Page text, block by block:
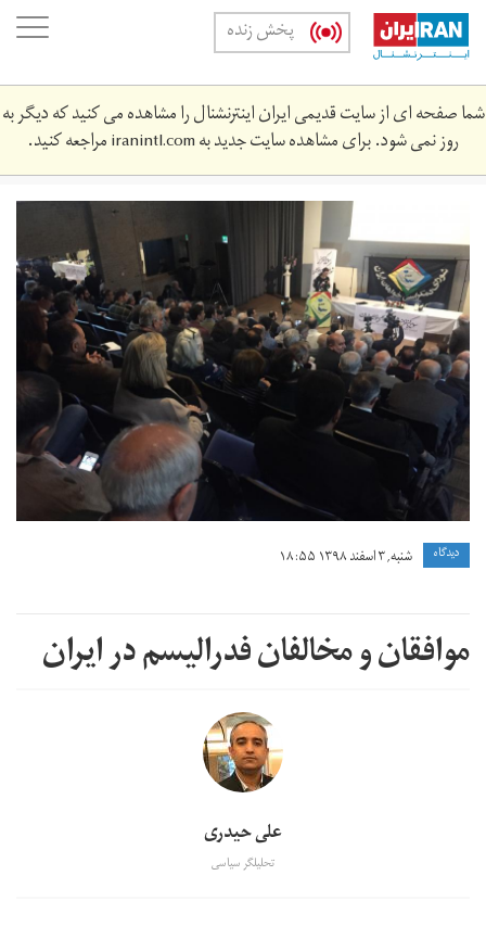
Skip
main
content
پخش زنده
شما صفحه ای از سایت قدیمی ایران اینترنشنال را مشاهده می کنید که دیگر به
روز نمی شود. برای مشاهده سایت جدید بهiranintl.comمراجعه کنید.
microsoftteams-
image.png
دیدگاه شنبه, ۳ اسفند ۱۳۹۸ ۱۸:۵۵
موافقان و مخالفان فدرالیسم در ایران
علی حیدری
تحلیلگر سیاسی